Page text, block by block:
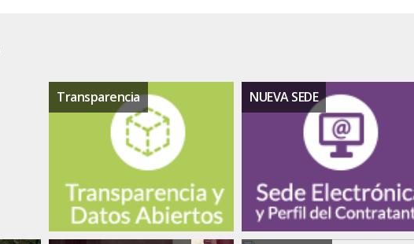
Transparencia NUEVA SEDE